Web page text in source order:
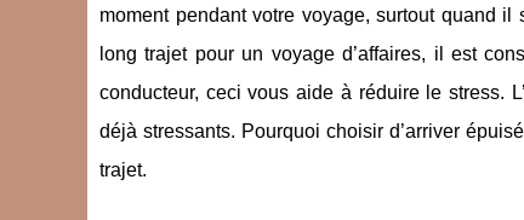
moment pendant votre voyage, surtout quand
long trajet pour un voyage d’affaires, il est
conducteur, ceci vous aide à réduire le stress.
déjà stressants. Pourquoi choisir d’arriver
trajet.